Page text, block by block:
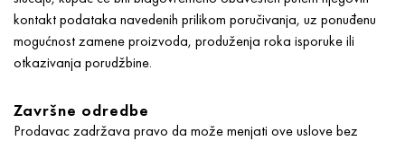
kontakt podataka navedenih prilikom poručivanja, uz ponuđenu
mogućnost zamene proizvoda, produženja roka isporuke ili
otkazivanja porudžbine.
Završne odredbe
Prodavac zadržava pravo da može menjati ove uslove bez